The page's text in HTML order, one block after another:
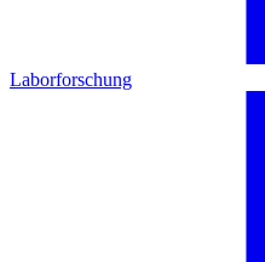
Laborforschung